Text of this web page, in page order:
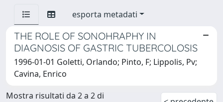
esporta metadati
THE ROLE OF SONOHRAPHY IN
DIAGNOSIS OF GASTRIC TUBERCOLOSIS
1996-01-01 Goletti, Orlando; Pinto, F; Lippolis, Pv;
Cavina, Enrico
Mostra risultati da 2 a 2 di